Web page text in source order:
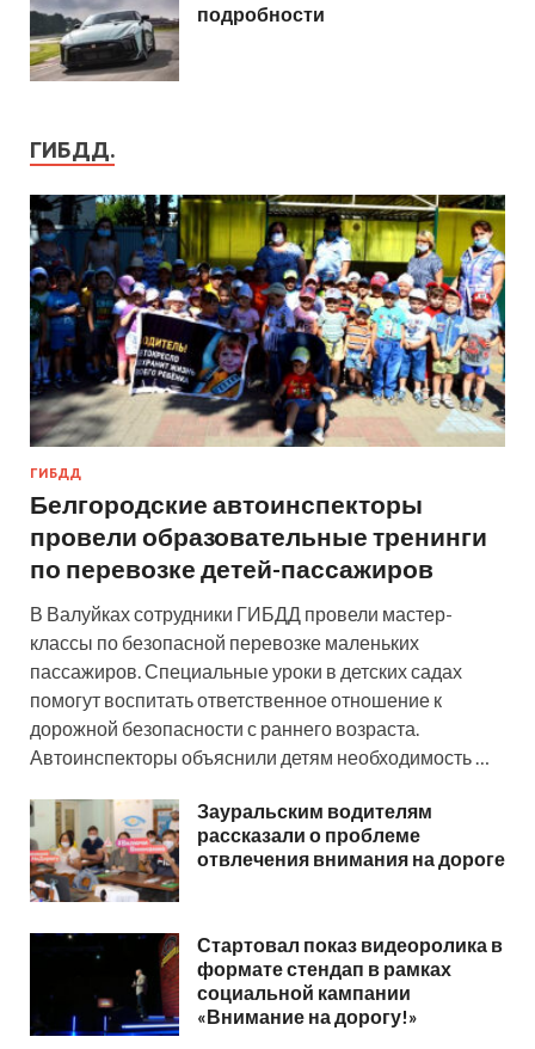
подробности
ГИБДД.
ГИБДД
Белгородские автоинспекторы
провели образовательные тренинги
по перевозке детей-пассажиров
В Валуйках сотрудники ГИБДД провели мастер-
классы по безопасной перевозке маленьких
пассажиров. Специальные уроки в детских садах
помогут воспитать ответственное отношение к
дорожной безопасности с раннего возраста.
Автоинспекторы объяснили детям необходимость …
Зауральским водителям
рассказали о проблеме
отвлечения внимания на дороге
Стартовал показ видеоролика в
формате стендап в рамках
социальной кампании
«Внимание на дорогу!»